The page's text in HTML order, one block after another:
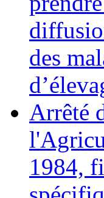
des
Arrêté
1984,